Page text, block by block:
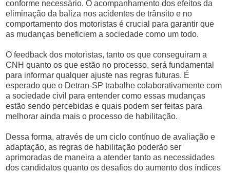
conforme necessário. O acompanhamento dos efeitos da
eliminação da baliza nos acidentes de trânsito e no
comportamento dos motoristas é crucial para garantir que
as mudanças beneficiem a sociedade como um todo.
O feedback dos motoristas, tanto os que conseguiram a
CNH quanto os que estão no processo, será fundamental
para informar qualquer ajuste nas regras futuras. É
esperado que o Detran-SP trabalhe colaborativamente com
a sociedade civil para entender como essas mudanças
estão sendo percebidas e quais podem ser feitas para
melhorar ainda mais o processo de habilitação.
Dessa forma, através de um ciclo contínuo de avaliação e
adaptação, as regras de habilitação poderão ser
aprimoradas de maneira a atender tanto as necessidades
dos candidatos quanto os desafios do aumento dos índices